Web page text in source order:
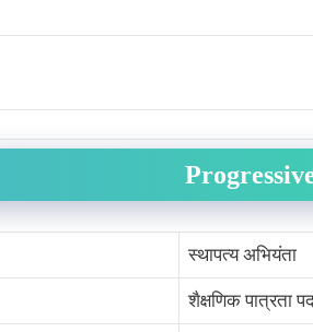
स्थापत्य अभियंता
शैक्षणिक पात्रता